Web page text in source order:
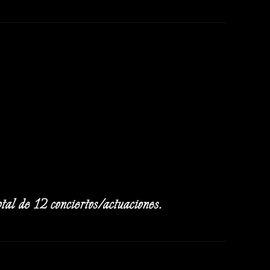
de 12 conciertos/actuaciones.